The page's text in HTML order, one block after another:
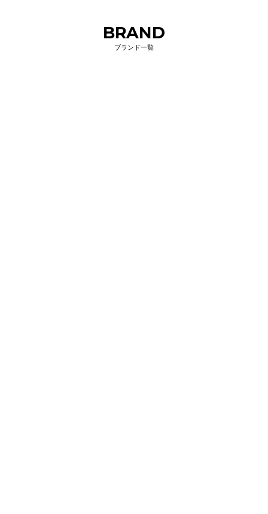
BRAND
ブランド一覧